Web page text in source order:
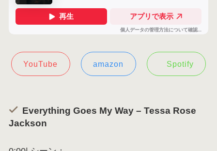
YouTube amazon Spotify
Everything Goes My Way – Tessa Rose
Jackson